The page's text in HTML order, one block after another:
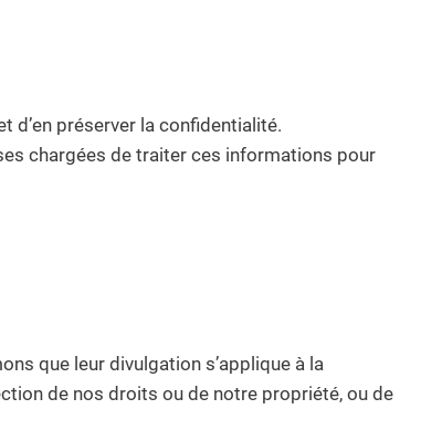
d’en préserver la confidentialité.
chargées de traiter ces informations pour
que leur divulgation s’applique à la
de nos droits ou de notre propriété, ou de